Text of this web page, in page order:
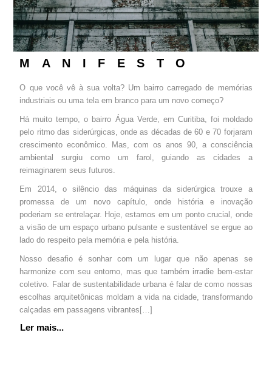
MANIFESTO
O que você vê à sua volta? Um bairro carregado de memórias
industriais ou uma tela em branco para um novo começo?
Há muito tempo, o bairro Água Verde, em Curitiba, foi moldado
pelo ritmo das siderúrgicas, onde as décadas de 60 e 70 forjaram
crescimento econômico. Mas, com os anos 90, a consciência
ambiental surgiu como um farol, guiando as cidades a
reimaginarem seus futuros.
Em 2014, o silêncio das máquinas da siderúrgica trouxe a
promessa de um novo capítulo, onde história e inovação
poderiam se entrelaçar. Hoje, estamos em um ponto crucial, onde
a visão de um espaço urbano pulsante e sustentável se ergue ao
lado do respeito pela memória e pela história.
Nosso desafio é sonhar com um lugar que não apenas se
harmonize com seu entorno, mas que também irradie bem-estar
coletivo. Falar de sustentabilidade urbana é falar de como nossas
escolhas arquitetônicas moldam a vida na cidade, transformando
calçadas em passagens vibrantes[…]
Ler mais...